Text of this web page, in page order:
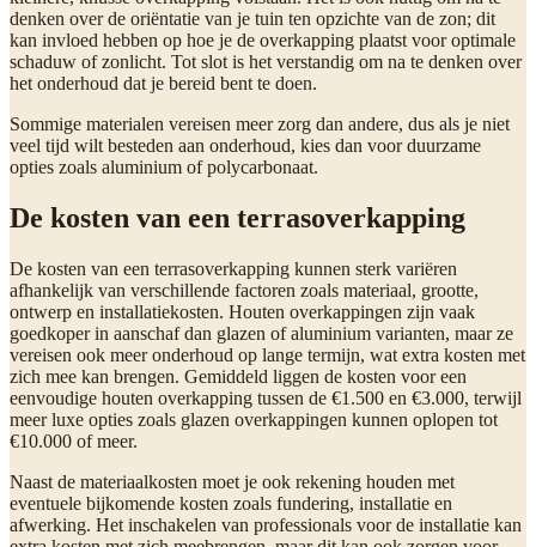
denken over de oriëntatie van je tuin ten opzichte van de zon; dit
kan invloed hebben op hoe je de overkapping plaatst voor optimale
schaduw of zonlicht. Tot slot is het verstandig om na te denken over
het onderhoud dat je bereid bent te doen.
Sommige materialen vereisen meer zorg dan andere, dus als je niet
veel tijd wilt besteden aan onderhoud, kies dan voor duurzame
opties zoals aluminium of polycarbonaat.
De kosten van een terrasoverkapping
De kosten van een terrasoverkapping kunnen sterk variëren
afhankelijk van verschillende factoren zoals materiaal, grootte,
ontwerp en installatiekosten. Houten overkappingen zijn vaak
goedkoper in aanschaf dan glazen of aluminium varianten, maar ze
vereisen ook meer onderhoud op lange termijn, wat extra kosten met
zich mee kan brengen. Gemiddeld liggen de kosten voor een
eenvoudige houten overkapping tussen de €1.500 en €3.000, terwijl
meer luxe opties zoals glazen overkappingen kunnen oplopen tot
€10.000 of meer.
Naast de materiaalkosten moet je ook rekening houden met
eventuele bijkomende kosten zoals fundering, installatie en
afwerking. Het inschakelen van professionals voor de installatie kan